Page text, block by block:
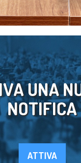
UNA
NOTIFICA
ATTIVA